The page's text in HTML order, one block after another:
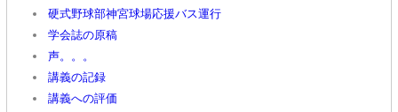
硬式野球部神宮球場応援バス運行
学会誌の原稿
声。。。
講義の記録
講義への評価